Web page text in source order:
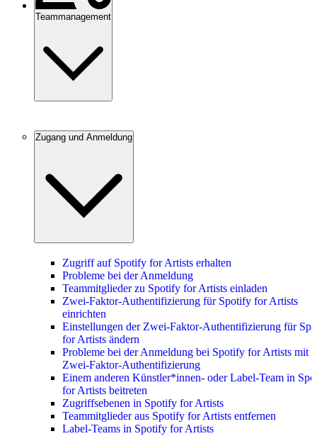
Teammanagement
Zugang und Anmeldung
Zugriff auf Spotify for Artists erhalten
Probleme bei der Anmeldung
Teammitglieder zu Spotify for Artists einladen
Zwei-Faktor-Authentifizierung für Spotify for Artists
einrichten
Einstellungen der Zwei-Faktor-Authentifizierung für
for Artists ändern
Probleme bei der Anmeldung bei Spotify for Artists mit
Zwei-Faktor-Authentifizierung
Einem anderen Künstler*innen- oder Label-Team in
for Artists beitreten
Zugriffsebenen in Spotify for Artists
Teammitglieder aus Spotify for Artists entfernen
Label-Teams in Spotify for Artists